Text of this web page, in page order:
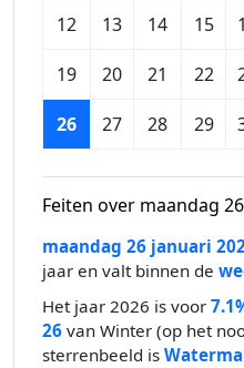
12 13 14 15
19 20 21 22
26 27 28 29
Feiten over maandag
maandag 26 januari
jaar en valt binnen de
Het jaar 2026 is voor
26 van Winter (op het
sterrenbeeld is